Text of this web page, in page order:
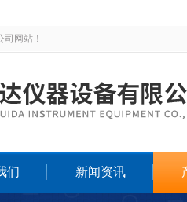
网站！
们 新闻资讯